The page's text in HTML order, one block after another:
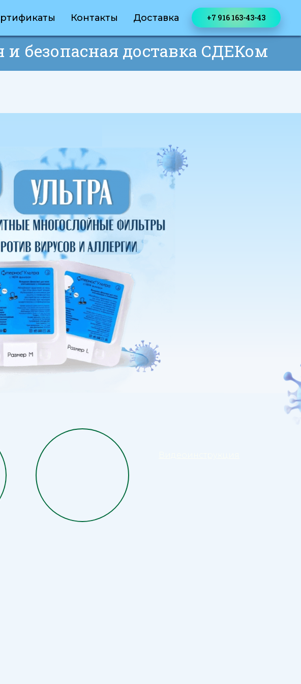
Контакты Доставка +7 916 163-43-43
и безопасная доставка СДЕКом